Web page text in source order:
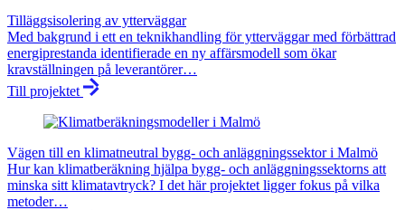
Tilläggsisolering av ytterväggar
Med bakgrund i ett en teknikhandling för ytterväggar med förbättrad
energiprestanda identifierade en ny affärsmodell som ökar
kravställningen på leverantörer…
Till projektet
Vägen till en klimatneutral bygg- och anläggningssektor i Malmö
Hur kan klimatberäkning hjälpa bygg- och anläggningssektorns att
minska sitt klimatavtryck? I det här projektet ligger fokus på vilka
metoder…